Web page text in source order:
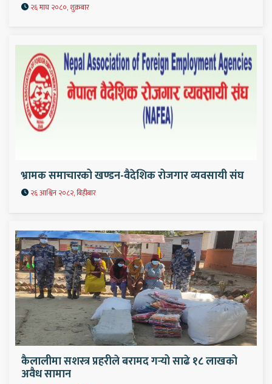
२६ माघ २०८०, शुक्रबार
भ्रामक समाचारको खण्डन-वैदेशिक रोजगार व्यवसायी संघ
२६ आश्विन २०८२, बिहीबार
कैलालीमा सशस्त्र प्रहरीले बरामद गर्‍यो साढे १८ लाखको
अवैध सामान